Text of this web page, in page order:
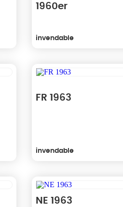
1960er
invendable
FR 1963
invendable
NE 1963